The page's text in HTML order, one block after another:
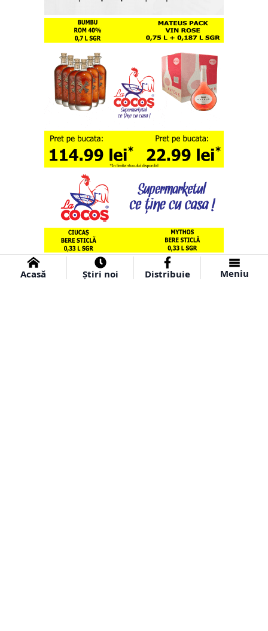
Acasă Știri noi Distribuie Meniu